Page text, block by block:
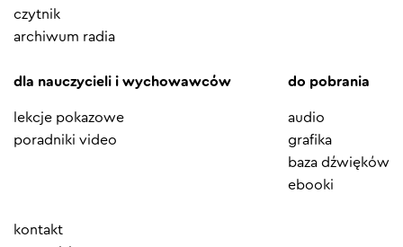
czytnik
archiwum radia
dla nauczycieli i wychowawców
lekcje pokazowe
poradniki video
do pobrania
audio
grafika
baza dźwięków
ebooki
Element
kontakt